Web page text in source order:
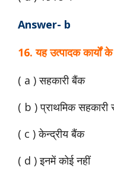
Answer- b
16. यह उत्पादक कार्यों
( a ) सहकारी बैंक
( b ) प्राथमिक सहकारी
( c ) केन्द्रीय बैंक
( d ) इनमें कोई नहीं